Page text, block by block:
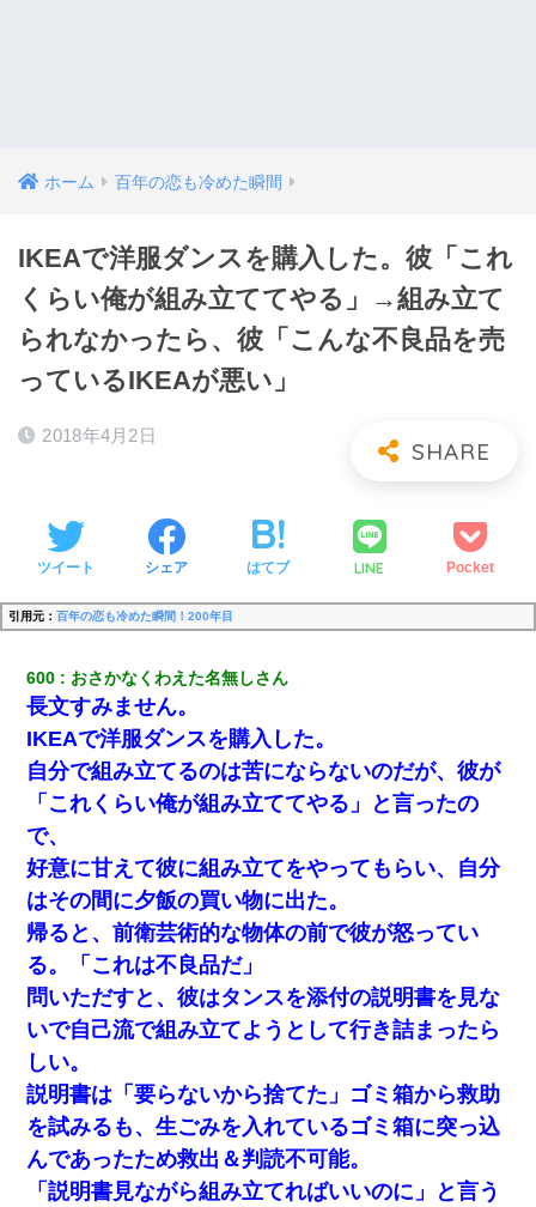
ホーム 百年の恋も冷めた瞬間
IKEAで洋服ダンスを購入した。彼「これ
くらい俺が組み立ててやる」→組み立て
られなかったら、彼「こんな不良品を売
っているIKEAが悪い」
2018年4月2日
ツイート シェア はてブ LINE Pocket
引用元： 百年の恋も冷めた瞬間！200年目
600 おさかなくわえた名無しさん
長文すみません。
IKEAで洋服ダンスを購入した。
自分で組み立てるのは苦にならないのだが、彼が
「これくらい俺が組み立ててやる」と言ったの
で、
好意に甘えて彼に組み立てをやってもらい、自分
はその間に夕飯の買い物に出た。
帰ると、前衛芸術的な物体の前で彼が怒ってい
る。「これは不良品だ」
問いただすと、彼はタンスを添付の説明書を見な
いで自己流で組み立てようとして行き詰まったら
しい。
説明書は「要らないから捨てた」ゴミ箱から救助
を試みるも、生ごみを入れているゴミ箱に突っ込
んであったため救出＆判読不可能。
「説明書見ながら組み立てればいいのに」と言う